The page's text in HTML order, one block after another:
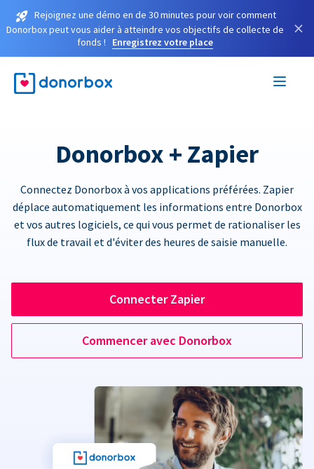
Rejoignez une démo en de 30 minutes pour voir comment
Donorbox peut vous aider à atteindre vos objectifs de collecte de
fonds !
Enregistrez votre place
×
Donorbox + Zapier
Connectez Donorbox à vos applications préférées. Zapier
déplace automatiquement les informations entre Donorbox
et vos autres logiciels, ce qui vous permet de rationaliser les
flux de travail et d'éviter des heures de saisie manuelle.
Connecter Zapier
Commencer avec Donorbox